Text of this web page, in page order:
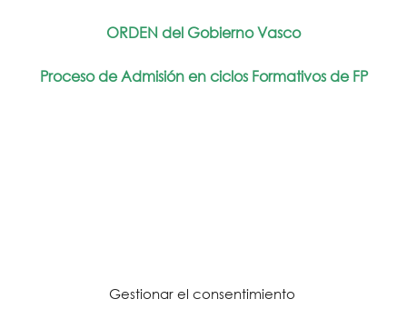
Gestionar el consentimiento
ORDEN del Gobierno Vasco
Proceso de Admisión en ciclos Formativos de FP